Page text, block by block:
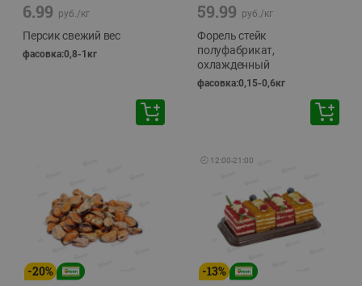
6.99 руб./кг
Персик свежий вес
фасовка:0,8-1кг
59.99 руб./кг
Форель стейк
полуфабрикат,
охлажденный
фасовка:0,15-0,6кг
-20%
🕘 12:00-21:00
-13%